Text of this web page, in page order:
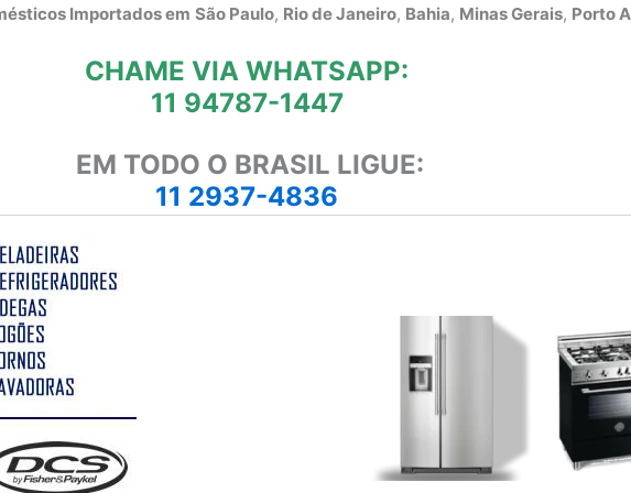
Importados em São Paulo, Rio de Janeiro, Bahia, Minas Gerais, Porto
CHAME VIA WHATSAPP:
11 94787-1447
EM TODO O BRASIL LIGUE:
11 2937-4836